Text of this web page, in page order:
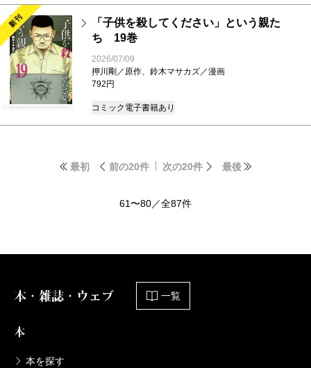
新刊
「子供を殺してください」という親た
ち 19巻
2026/07/09
押川剛／原作、鈴木マサカズ／漫画
792円
コミック 電子書籍あり
最初 前の20件 次の20件 最後
61〜80／全87件
本・雑誌・ウェブ 一覧
本
本を探す